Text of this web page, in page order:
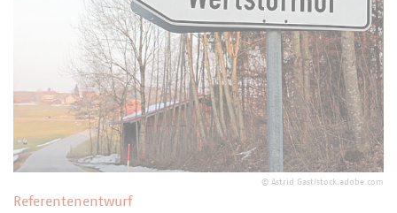
© Astrid Gast/stock.adobe.com
Referentenentwurf